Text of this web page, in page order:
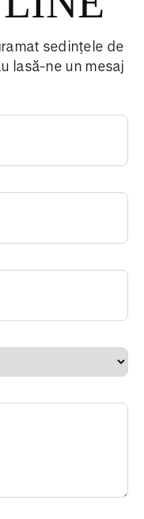
sedințele de
lasă-ne un mesaj